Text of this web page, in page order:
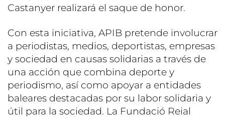
Castanyer realizará el saque de honor.
Con esta iniciativa, APIB pretende involucrar
a periodistas, medios, deportistas, empresas
y sociedad en causas solidarias a través de
una acción que combina deporte y
periodismo, así como apoyar a entidades
baleares destacadas por su labor solidaria y
útil para la sociedad. La Fundació Reial